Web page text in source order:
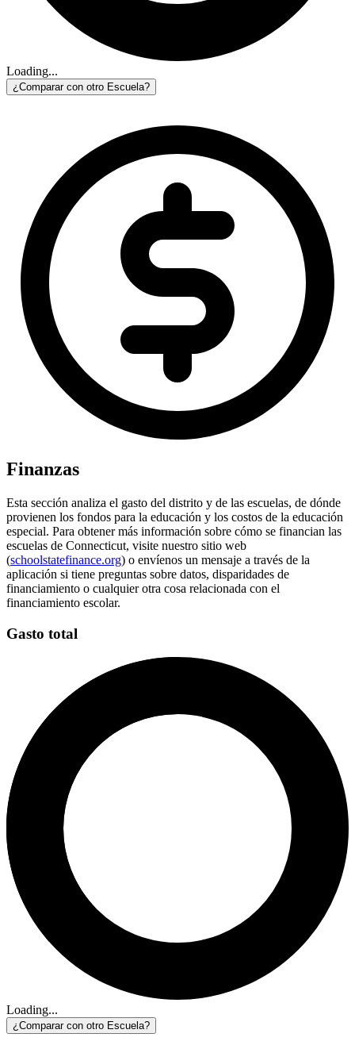
Loading...
¿Comparar con otro Escuela?
Finanzas
Esta sección analiza el gasto del distrito y de las escuelas, de dónde
provienen los fondos para la educación y los costos de la educación
especial. Para obtener más información sobre cómo se financian las
escuelas de Connecticut, visite nuestro sitio web
(schoolstatefinance.org) o envíenos un mensaje a través de la
aplicación si tiene preguntas sobre datos, disparidades de
financiamiento o cualquier otra cosa relacionada con el
financiamiento escolar.
Gasto total
Loading...
¿Comparar con otro Escuela?